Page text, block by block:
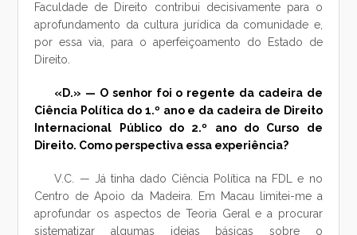
Faculdade de Direito contribui decisivamente para o
aprofundamento da cultura jurídica da comunidade e,
por essa via, para o aperfeiçoamento do Estado de
Direito.
«D.» — O senhor foi o regente da cadeira de
Ciência Política do 1.º ano e da cadeira de Direito
Internacional Público do 2.º ano do Curso de
Direito. Como perspectiva essa experiência?
V.C. — Já tinha dado Ciência Política na FDL e no
Centro de Apoio da Madeira. Em Macau limitei-me a
aprofundar os aspectos de Teoria Geral e a procurar
sistematizar algumas ideias básicas sobre o